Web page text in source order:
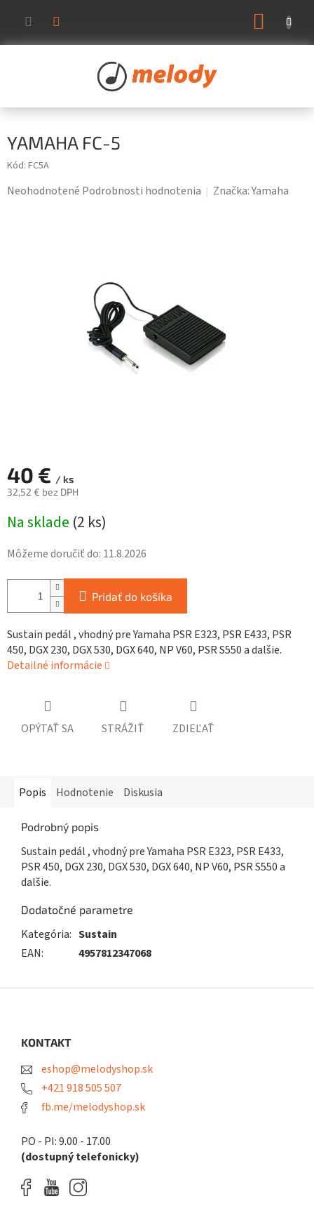
obsah
YAMAHA FC-5
Kód: FC5A
Priemerné
Neohodnotené Podrobnosti hodnotenia Značka:Yamaha
40 € / ks
32,52 € bez DPH
cena:
Na sklade (2 ks)
Môžeme doručiť do: 11.8.2026
Pridať do košíka
Sustain pedál , vhodný pre Yamaha PSR E323, PSR E433, PSR
450, DGX 230, DGX 530, DGX 640, NP V60, PSR S550 a dalšie.
Detailné informácie
OPÝTAŤ SA STRÁŽIŤ ZDIEĽAŤ
Popis Hodnotenie Diskusia
Podrobný popis
Sustain pedál , vhodný pre Yamaha PSR E323, PSR E433,
PSR 450, DGX 230, DGX 530, DGX 640, NP V60, PSR S550 a
dalšie.
Dodatočné parametre
Kategória: Sustain
EAN: 4957812347068
KONTAKT
eshop@melodyshop.sk
+421 918 505 507
fb.me/melodyshop.sk
PO - PI: 9.00 - 17.00
(dostupný telefonicky)